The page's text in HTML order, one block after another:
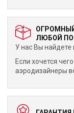
ЛЮБОЙ
У нас Вы
Если хочется
аэродизайнеры